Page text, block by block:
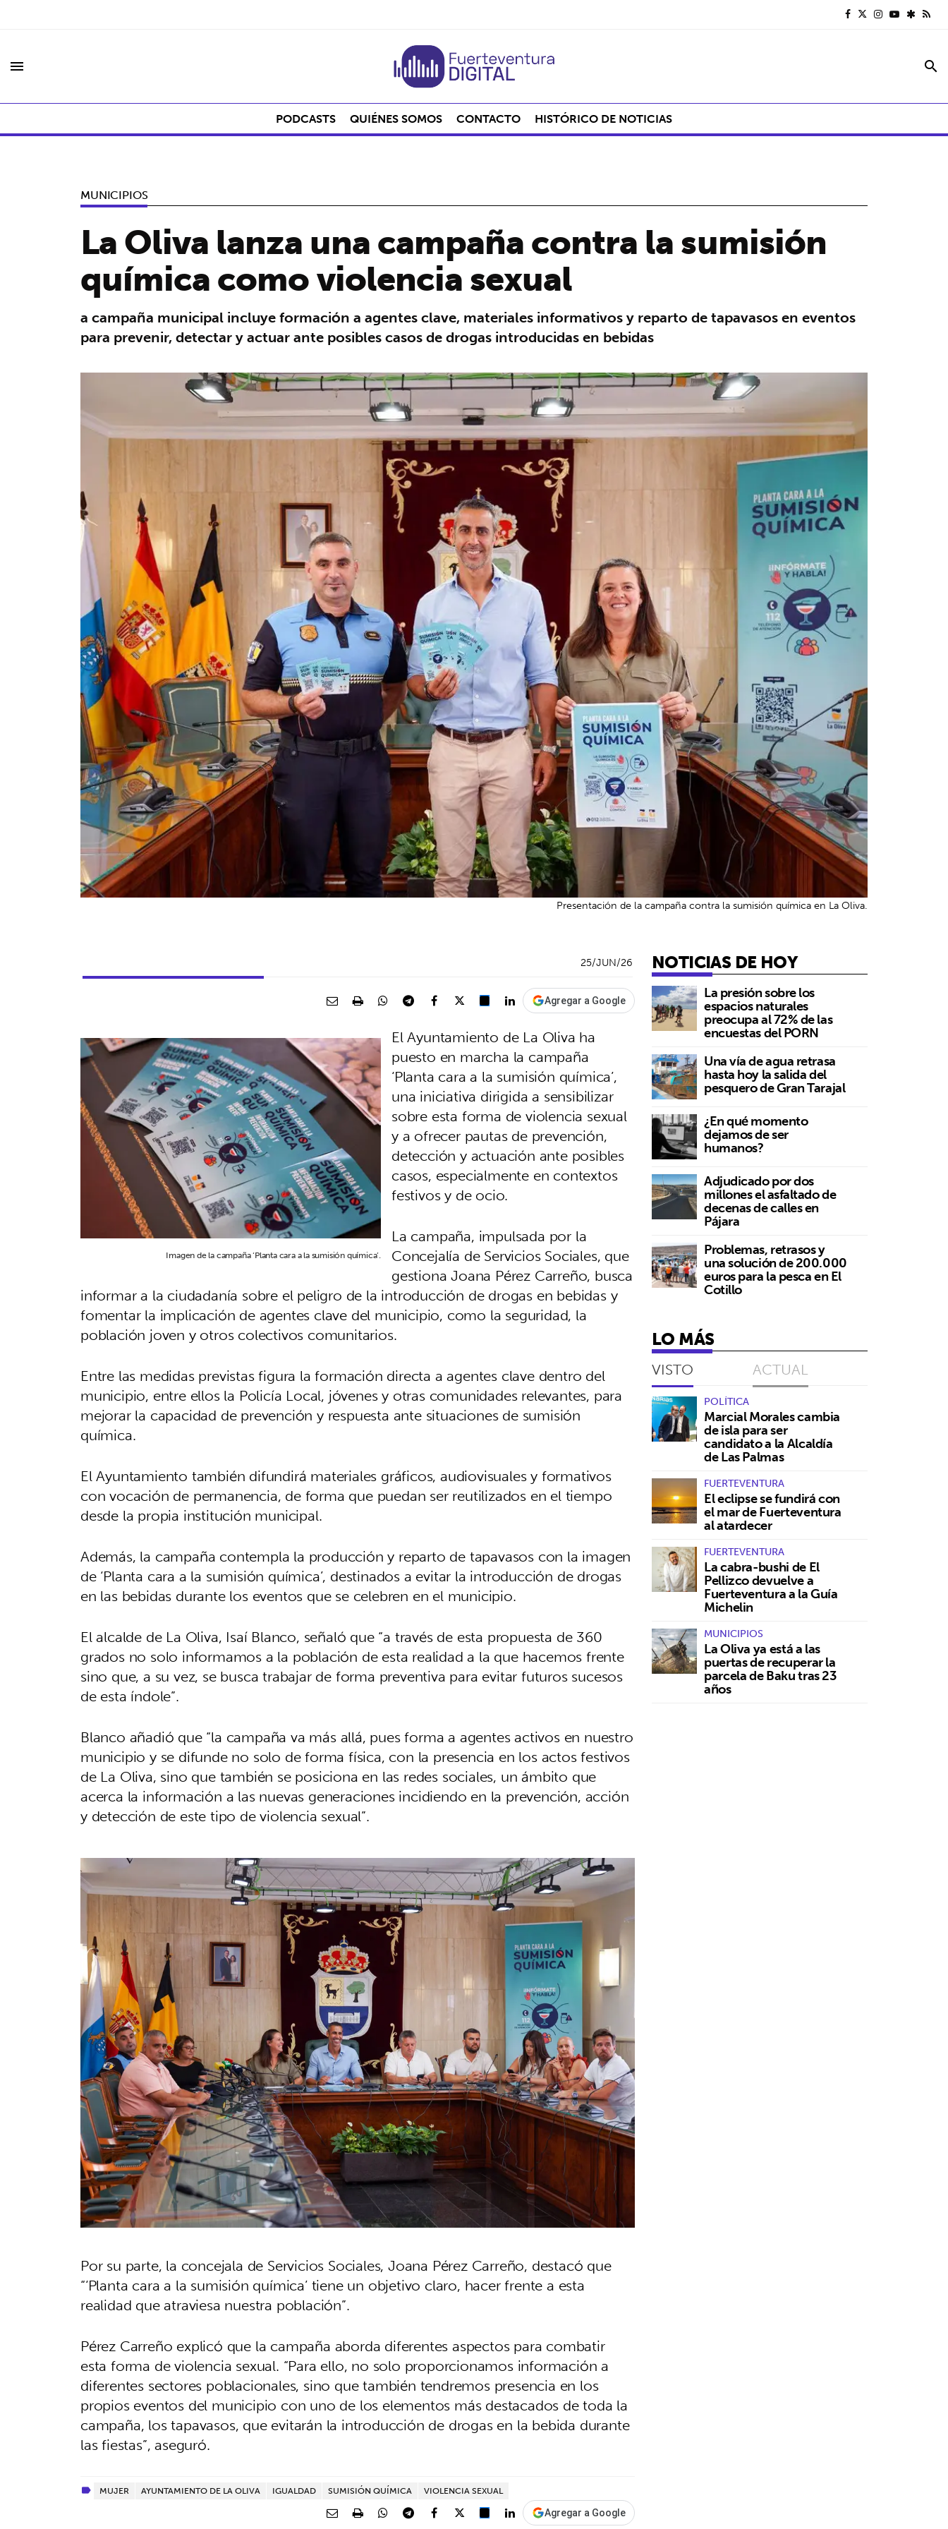
menu search
PODCASTS QUIÉNES SOMOS CONTACTO HISTÓRICO DE NOTICIAS
MUNICIPIOS
La Oliva lanza una campaña contra la sumisión
química como violencia sexual
a campaña municipal incluye formación a agentes clave, materiales informativos y reparto de tapavasos en eventos
para prevenir, detectar y actuar ante posibles casos de drogas introducidas en bebidas
Presentación de la campaña contra la sumisión química en La Oliva.
25/JUN/26
Agregar a Google
Imagen de la campaña ‘Planta cara a la sumisión química’.
El Ayuntamiento de La Oliva ha
puesto en marcha la campaña
‘Planta cara a la sumisión química’,
una iniciativa dirigida a sensibilizar
sobre esta forma de violencia sexual
y a ofrecer pautas de prevención,
detección y actuación ante posibles
casos, especialmente en contextos
festivos y de ocio.
La campaña, impulsada por la
Concejalía de Servicios Sociales, que
gestiona Joana Pérez Carreño, busca
informar a la ciudadanía sobre el peligro de la introducción de drogas en bebidas y
fomentar la implicación de agentes clave del municipio, como la seguridad, la
población joven y otros colectivos comunitarios.
Entre las medidas previstas figura la formación directa a agentes clave dentro del
municipio, entre ellos la Policía Local, jóvenes y otras comunidades relevantes, para
mejorar la capacidad de prevención y respuesta ante situaciones de sumisión
química.
El Ayuntamiento también difundirá materiales gráficos, audiovisuales y formativos
con vocación de permanencia, de forma que puedan ser reutilizados en el tiempo
desde la propia institución municipal.
Además, la campaña contempla la producción y reparto de tapavasos con la imagen
de ‘Planta cara a la sumisión química’, destinados a evitar la introducción de drogas
en las bebidas durante los eventos que se celebren en el municipio.
El alcalde de La Oliva, Isaí Blanco, señaló que “a través de esta propuesta de 360
grados no solo informamos a la población de esta realidad a la que hacemos frente
sino que, a su vez, se busca trabajar de forma preventiva para evitar futuros sucesos
de esta índole”.
Blanco añadió que “la campaña va más allá, pues forma a agentes activos en nuestro
municipio y se difunde no solo de forma física, con la presencia en los actos festivos
de La Oliva, sino que también se posiciona en las redes sociales, un ámbito que
acerca la información a las nuevas generaciones incidiendo en la prevención, acción
y detección de este tipo de violencia sexual”.
Por su parte, la concejala de Servicios Sociales, Joana Pérez Carreño, destacó que
“‘Planta cara a la sumisión química’ tiene un objetivo claro, hacer frente a esta
realidad que atraviesa nuestra población”.
Pérez Carreño explicó que la campaña aborda diferentes aspectos para combatir
esta forma de violencia sexual. “Para ello, no solo proporcionamos información a
diferentes sectores poblacionales, sino que también tendremos presencia en los
propios eventos del municipio con uno de los elementos más destacados de toda la
campaña, los tapavasos, que evitarán la introducción de drogas en la bebida durante
las fiestas”, aseguró.
MUJER AYUNTAMIENTO DE LA OLIVA IGUALDAD SUMISIÓN QUÍMICA VIOLENCIA SEXUAL
Agregar a Google
NOTICIAS DE HOY
La presión sobre los
espacios naturales
preocupa al 72% de las
encuestas del PORN
Una vía de agua retrasa
hasta hoy la salida del
pesquero de Gran Tarajal
¿En qué momento
dejamos de ser
humanos?
Adjudicado por dos
millones el asfaltado de
decenas de calles en
Pájara
Problemas, retrasos y
una solución de 200.000
euros para la pesca en El
Cotillo
LO MÁS
VISTO ACTUAL
POLÍTICA
Marcial Morales cambia
de isla para ser
candidato a la Alcaldía
de Las Palmas
FUERTEVENTURA
El eclipse se fundirá con
el mar de Fuerteventura
al atardecer
FUERTEVENTURA
La cabra-bushi de El
Pellizco devuelve a
Fuerteventura a la Guía
Michelin
MUNICIPIOS
La Oliva ya está a las
puertas de recuperar la
parcela de Baku tras 23
años